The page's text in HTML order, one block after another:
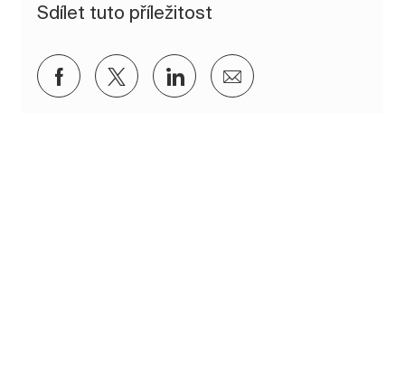
Sdílet tuto příležitost
Sdílet přes Facebook
Sdílet přes twitter
Sdílet přes LinkedIn
Sdílet e-mailem